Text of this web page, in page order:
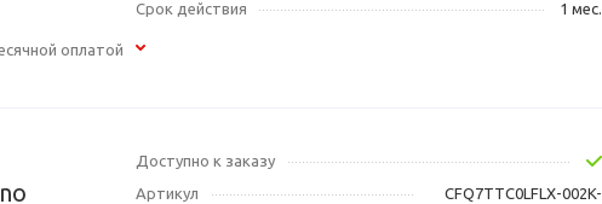
оплатой
Срок действия
1 мес.
Доступно к заказу
Артикул
CFQ7TTC0LFLX-002K-